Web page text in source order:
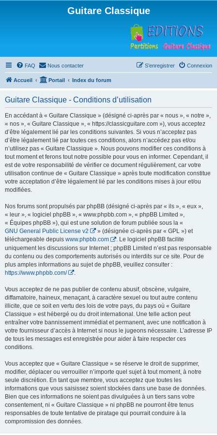
Guitare Classique
FAQ Nous contacter Connexion
S’enregistrer
Accueil Portail Index du forum
Guitare Classique - Conditions d’utilisation
En accédant à « Guitare Classique » (désigné ci-après par « nous », « notre »,
« nos », « Guitare Classique », « https://classicguitare.com »), vous acceptez
d’être légalement lié par les conditions suivantes. Si vous n’acceptez pas
d’être légalement lié par toutes ces conditions, alors n’accédez pas et/ou
n’utilisez pas « Guitare Classique ». Nous pouvons modifier ces conditions à
tout moment et ferons tout notre possible pour vous en informer. Cependant, il
est de votre responsabilité de vérifier ce document régulièrement, car votre
utilisation continue de « Guitare Classique » après toute modification constitue
votre acceptation d’être légalement lié par les conditions mises à jour et/ou
modifiées.
Nos forums sont propulsés par phpBB (désigné ci-après par « ils », « eux »,
« leur », « logiciel phpBB », « www.phpbb.com », « phpBB Limited »,
« Équipes phpBB »), qui est une solution de forum publiée sous la «
GNU General Public License v2
» (désignée ci-après par « GPL ») et
téléchargeable depuis www.phpbb.com
. Le logiciel phpBB facilite
uniquement les discussions sur Internet ; phpBB Limited n’est pas responsable
du contenu ou des comportements autorisés ou interdits sur ce site. Pour de
plus amples informations au sujet de phpBB, veuillez consulter :
https://www.phpbb.com/
Vous acceptez de ne pas publier de contenu abusif, obscène, vulgaire,
diffamatoire, haineux, menaçant, à caractère sexuel ou tout autre contenu
illicite, que ce soit en vertu des lois de votre pays, du pays où « Guitare
Classique » est hébergé ou du droit international. Une telle action peut
entraîner votre bannissement immédiat et permanent, avec une notification à
votre fournisseur d’accès à Internet si nous le jugeons nécessaire. L’adresse IP
de tous les messages est enregistrée pour aider à faire respecter ces
conditions.
Vous acceptez que « Guitare Classique » se réserve le droit de supprimer,
modifier, déplacer ou verrouiller n’importe quel sujet à tout moment, à notre
seule discrétion. En tant que membre, vous acceptez que toutes les
informations que vous saisissez soient stockées dans une base de données.
Bien que ces informations ne soient pas divulguées à un tiers sans votre
consentement, ni « Guitare Classique » ni phpBB ne pourront être tenus
responsables de toute tentative de piratage qui pourrait conduire à la
compromission des données.